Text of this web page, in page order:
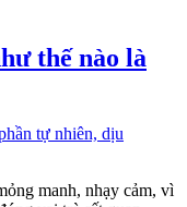
thế nào là
manh, nhạy cảm, vì